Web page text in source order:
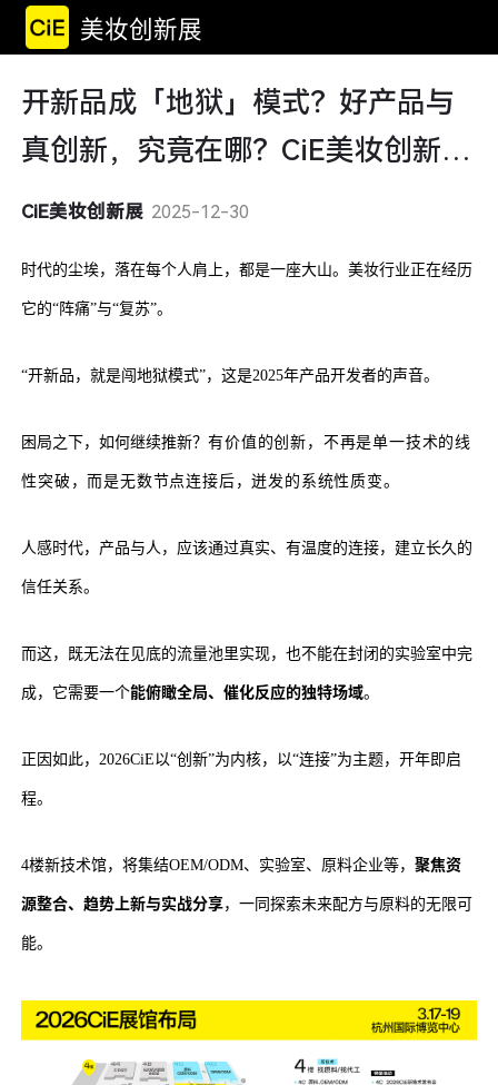
美妆创新展
开新品成「地狱」模式？好产品与
真创新，究竟在哪？CiE美妆创新展
为您解答
CiE美妆创新展 2025-12-30
时代的尘埃，落在每个人肩上，都是一座大山。美妆行业正在经历
它的“阵痛”与“复苏”。
“开新品，就是闯地狱模式”，这是2025年产品开发者的声音。
困局之下，如何继续推新？有价值的创新，不再是单一技术的线
性突破，而是无数节点连接后，迸发的系统性质变。
人感时代，产品与人，应该通过真实、有温度的连接，建立长久的
信任关系。
而这，既无法在见底的流量池里实现，也不能在封闭的实验室中完
成，它需要一个能俯瞰全局、催化反应的独特场域。
正因如此，2026CiE以“创新”为内核，以“连接”为主题，开年即启
程。
4楼新技术馆，将集结OEM/ODM、实验室、原料企业等，聚焦资
源整合、趋势上新与实战分享，一同探索未来配方与原料的无限可
能。